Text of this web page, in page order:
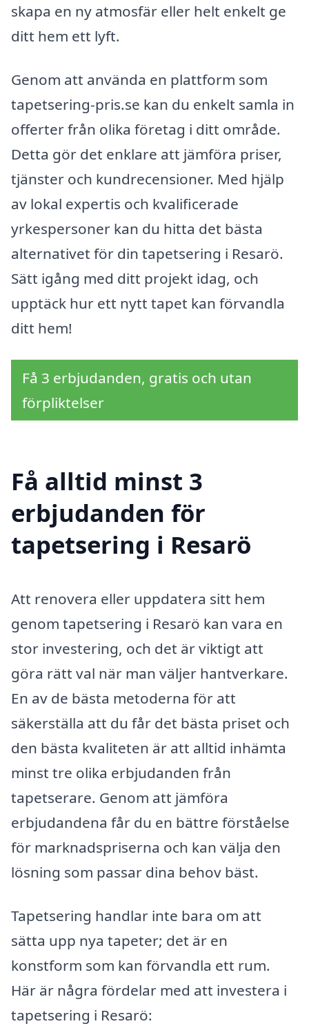
skapa en ny atmosfär eller helt enkelt ge
ditt hem ett lyft.
Genom att använda en plattform som
tapetsering-pris.se kan du enkelt samla in
offerter från olika företag i ditt område.
Detta gör det enklare att jämföra priser,
tjänster och kundrecensioner. Med hjälp
av lokal expertis och kvalificerade
yrkespersoner kan du hitta det bästa
alternativet för din tapetsering i Resarö.
Sätt igång med ditt projekt idag, och
upptäck hur ett nytt tapet kan förvandla
ditt hem!
Få 3 erbjudanden, gratis och utan
förpliktelser
Få alltid minst 3
erbjudanden för
tapetsering i Resarö
Att renovera eller uppdatera sitt hem
genom tapetsering i Resarö kan vara en
stor investering, och det är viktigt att
göra rätt val när man väljer hantverkare.
En av de bästa metoderna för att
säkerställa att du får det bästa priset och
den bästa kvaliteten är att alltid inhämta
minst tre olika erbjudanden från
tapetserare. Genom att jämföra
erbjudandena får du en bättre förståelse
för marknadspriserna och kan välja den
lösning som passar dina behov bäst.
Tapetsering handlar inte bara om att
sätta upp nya tapeter; det är en
konstform som kan förvandla ett rum.
Här är några fördelar med att investera i
tapetsering i Resarö: